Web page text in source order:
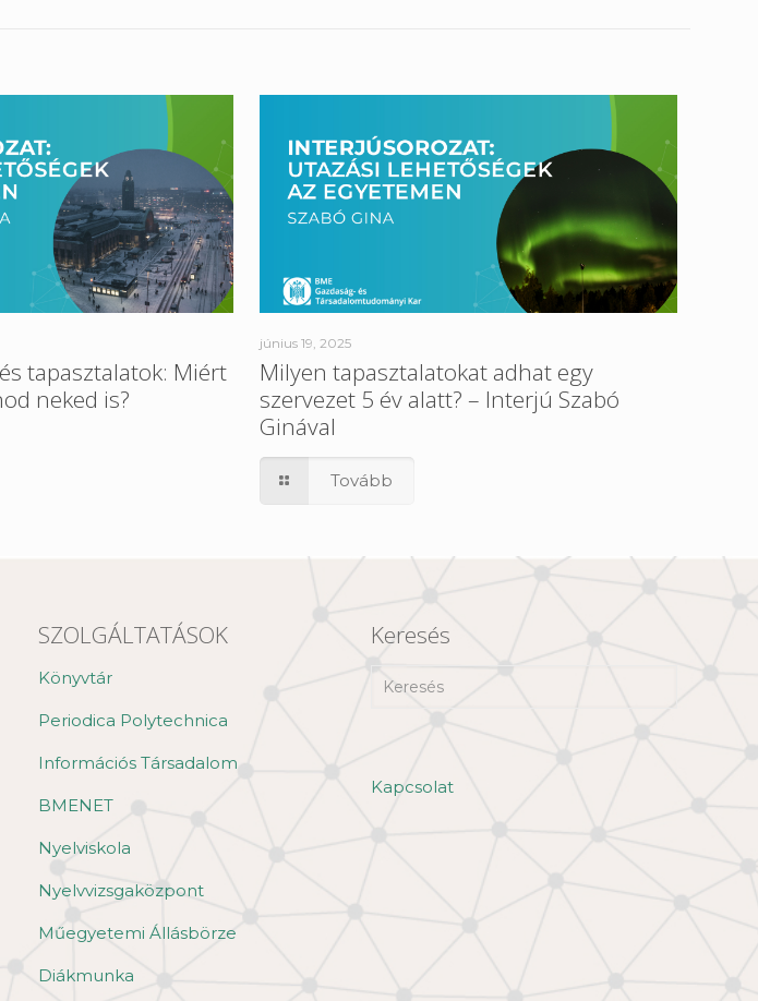
tapasztalatok: Miért
neked is?
június 19, 2025
Milyen tapasztalatokat adhat egy
szervezet 5 év alatt? – Interjú Szabó
Ginával
Tovább
SZOLGÁLTATÁSOK
Könyvtár
Periodica Polytechnica
Információs Társadalom
BMENET
Nyelviskola
Nyelvvizsgaközpont
Műegyetemi Állásbörze
Diákmunka
Keresés
Kapcsolat